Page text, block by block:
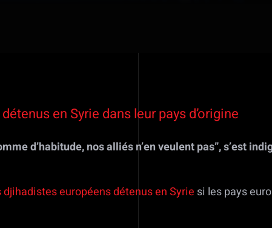
en Syrie dans leur pays d’origine
d’habitude, nos alliés n’en veulent pas”, s’est
djihadistes européens détenus en Syrie si les pays